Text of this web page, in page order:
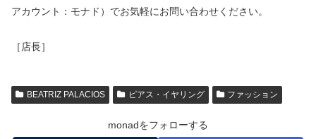
アカウント：モナド）でお気軽にお問い合わせください。
［店長］
BEATRIZ PALACIOS ピアス・イヤリング ファッション
monadをフォローする